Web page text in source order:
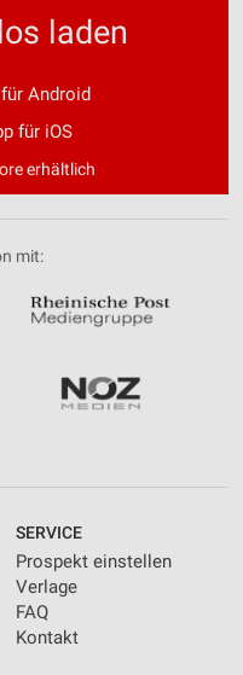
laden
Android
für iOS
erhältlich
mit:
SERVICE
Prospekt einstellen
Verlage
FAQ
Kontakt